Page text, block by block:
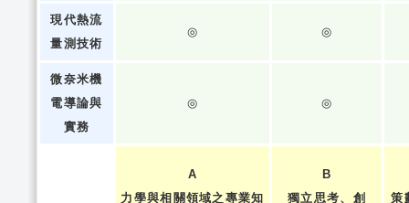
現代熱流
量測技術
◎ ◎
微奈米機
電導論與
實務
◎ ◎
A
力學與相關領域之專業知
B
獨立思考、創
策